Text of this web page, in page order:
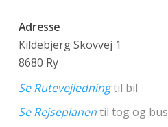
Adresse
Kildebjerg Skovvej 1
8680 Ry
Se Rutevejledningtil bil
Se Rejseplanentil tog og bus